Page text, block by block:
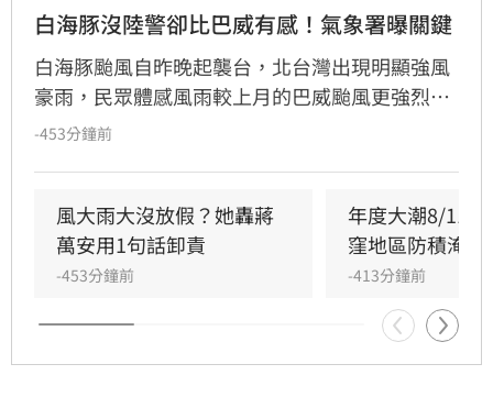
白海豚沒陸警卻比巴威有感！氣象署曝關鍵
白海豚颱風自昨晚起襲台，北台灣出現明顯強風
豪雨，民眾體感風雨較上月的巴威颱風更強烈。
中央氣象署對此說明，白海豚外圍環流廣闊，且
感受更為顯著。
-453分鐘前
風大雨大沒放假？她轟蔣
萬安用1句話卸責
-453分鐘前
年度大潮8/11
窪地區防積淹水
-413分鐘前